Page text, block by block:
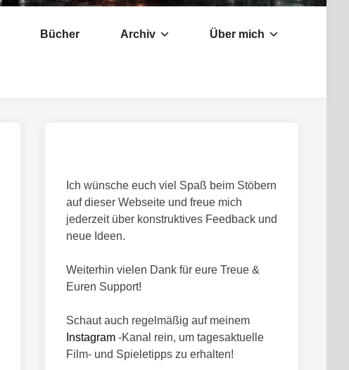
Bücher Archiv Über mich
Ich wünsche euch viel Spaß beim Stöbern
auf dieser Webseite und freue mich
jederzeit über konstruktives Feedback und
neue Ideen.
Weiterhin vielen Dank für eure Treue &
Euren Support!
Schaut auch regelmäßig auf meinem
Instagram -Kanal rein, um tagesaktuelle
Film- und Spieletipps zu erhalten!